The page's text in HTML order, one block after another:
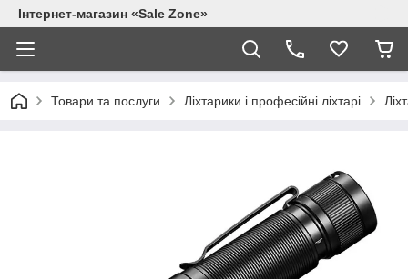
Інтернет-магазин «Sale Zone»
Товари та послуги Ліхтарики і професійні ліхтарі